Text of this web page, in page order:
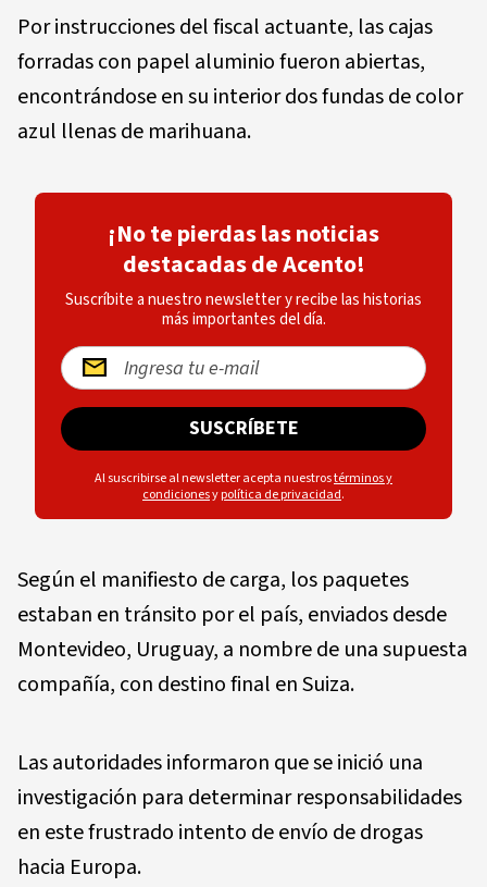
Por instrucciones del fiscal actuante, las cajas
forradas con papel aluminio fueron abiertas,
encontrándose en su interior dos fundas de color
azul llenas de marihuana.
¡No te pierdas las noticias
destacadas de Acento!
Suscríbite a nuestro newsletter y recibe las historias
más importantes del día.
SUSCRÍBETE
Al suscribirse al newsletter acepta nuestrostérminos y
condicionesypolítica de privacidad.
Según el manifiesto de carga, los paquetes
estaban en tránsito por el país, enviados desde
Montevideo, Uruguay, a nombre de una supuesta
compañía, con destino final en Suiza.
Las autoridades informaron que se inició una
investigación para determinar responsabilidades
en este frustrado intento de envío de drogas
hacia Europa.